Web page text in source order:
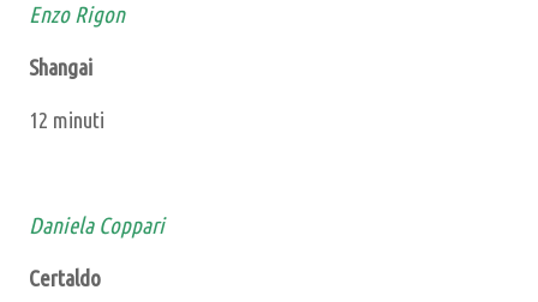
Enzo Rigon
Shangai
12 minuti
Daniela Coppari
Certaldo